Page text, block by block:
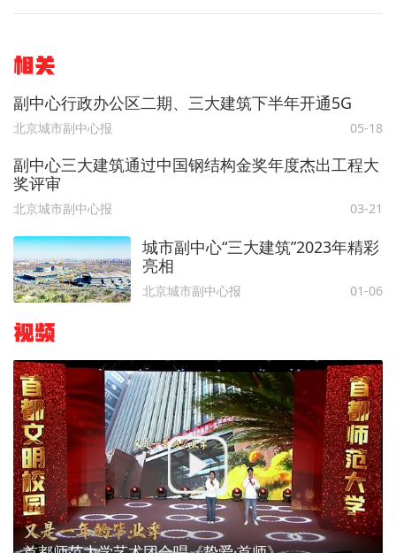
相关
副中心行政办公区二期、三大建筑下半年开通5G
北京城市副中心报 05-18
副中心三大建筑通过中国钢结构金奖年度杰出工程大
奖评审
北京城市副中心报 03-21
城市副中心“三大建筑”2023年精彩
亮相
北京城市副中心报 01-06
视频